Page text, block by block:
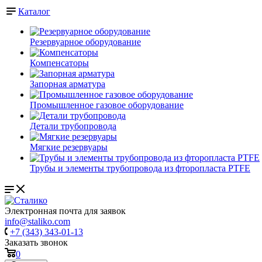
Каталог
Резервуарное оборудование
Компенсаторы
Запорная арматура
Промышленное газовое оборудование
Детали трубопровода
Мягкие резервуары
Трубы и элементы трубопровода из фторопласта PTFE
Электронная почта для заявок
info@staliko.com
+7 (343) 343-01-13
Заказать звонок
0